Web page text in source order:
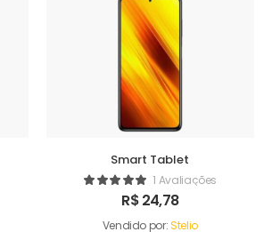
Smart Tablet
1 Avaliações
R$24,78
Vendido por:Stelio